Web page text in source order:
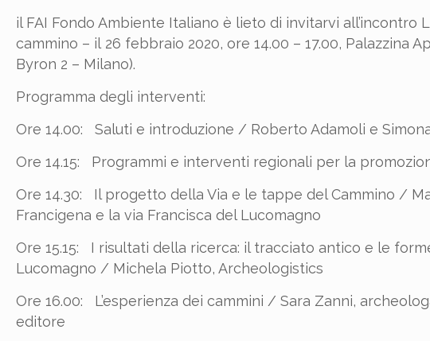
il FAI Fondo Ambiente Italiano è lieto di invitarvi all’incontro
cammino – il 26 febbraio 2020, ore 14.00 – 17.00, Palazzina
Byron 2 – Milano).
Programma degli interventi:
Ore 14.00: Saluti e introduzione / Roberto Adamoli e
Ore 14.15: Programmi e interventi regionali per la
Ore 14.30: Il progetto della Via e le tappe del Cammino /
Francigena e la via Francisca del Lucomagno
Ore 15.15: I risultati della ricerca: il tracciato antico e le
Lucomagno / Michela Piotto, Archeologistics
Ore 16.00: L’esperienza dei cammini / Sara Zanni,
editore